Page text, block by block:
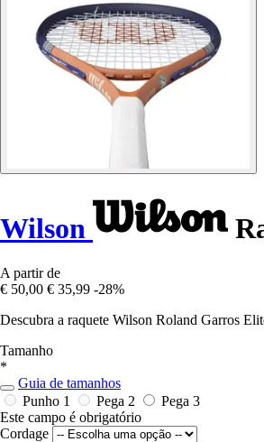
Wilson
A partir de
€ 50,00 € 35,99 -28%
Descubra a raquete Wilson Roland Garros
Tamanho
*
Guia de tamanhos
Punho 1
Pega 2
Pega 3
Este campo é obrigatório
Cordage